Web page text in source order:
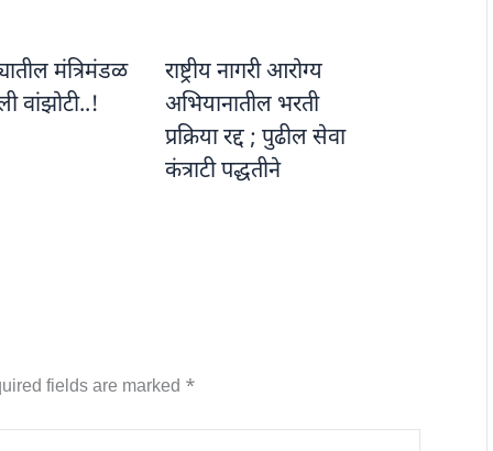
मंत्रिमंडळ
वांझोटी..!
राष्ट्रीय नागरी आरोग्य
अभियानातील भरती
प्रक्रिया रद्द ; पुढील सेवा
कंत्राटी पद्धतीने
fields are marked *